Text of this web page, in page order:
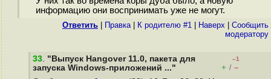
информацию они воспринимать уже не могут.
Ответить Правка| К родителю #1 Наверх
Cообщить
модератору
33. "Выпуск Hangover 11.0, пакета для
запуска Windows-приложений ..."
–1
+ / –